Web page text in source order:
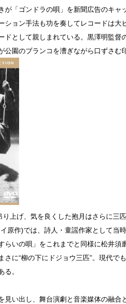
が「ゴンドラの唄」を新聞広告のキャ
ション手法も功を奏してレコードは
ドとして親しまれている。黒澤明監
公園のブランコを漕ぎながら口ずさむ
り上げ、気を良くした抱月はさらに
原作)では、詩人・童謡作家として当
らいの唄」をこれまでと同様に松井須
さに“柳の下にドジョウ三匹”。現代で
る。
見い出し、舞台演劇と音楽媒体の融